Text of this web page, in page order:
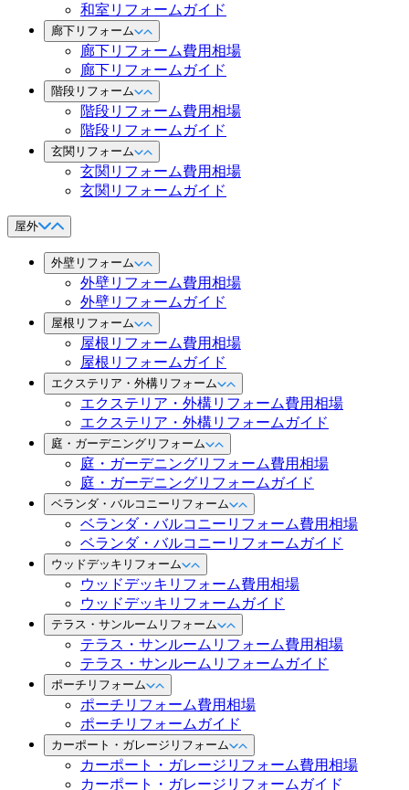
和室リフォームガイド
廊下リフォーム
廊下リフォーム費用相場
廊下リフォームガイド
階段リフォーム
階段リフォーム費用相場
階段リフォームガイド
玄関リフォーム
玄関リフォーム費用相場
玄関リフォームガイド
屋外
外壁リフォーム
外壁リフォーム費用相場
外壁リフォームガイド
屋根リフォーム
屋根リフォーム費用相場
屋根リフォームガイド
エクステリア・外構リフォーム
エクステリア・外構リフォーム費用相場
エクステリア・外構リフォームガイド
庭・ガーデニングリフォーム
庭・ガーデニングリフォーム費用相場
庭・ガーデニングリフォームガイド
ベランダ・バルコニーリフォーム
ベランダ・バルコニーリフォーム費用相場
ベランダ・バルコニーリフォームガイド
ウッドデッキリフォーム
ウッドデッキリフォーム費用相場
ウッドデッキリフォームガイド
テラス・サンルームリフォーム
テラス・サンルームリフォーム費用相場
テラス・サンルームリフォームガイド
ポーチリフォーム
ポーチリフォーム費用相場
ポーチリフォームガイド
カーポート・ガレージリフォーム
カーポート・ガレージリフォーム費用相場
カーポート・ガレージリフォームガイド